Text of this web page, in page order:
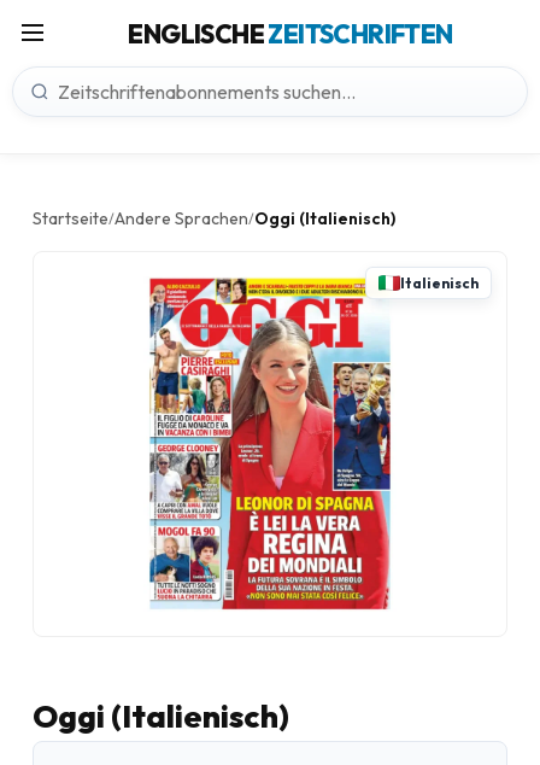
ENGLISCHEZEITSCHRIFTEN
Startseite/Andere Sprachen/Oggi (Italienisch)
Italienisch
Oggi (Italienisch)